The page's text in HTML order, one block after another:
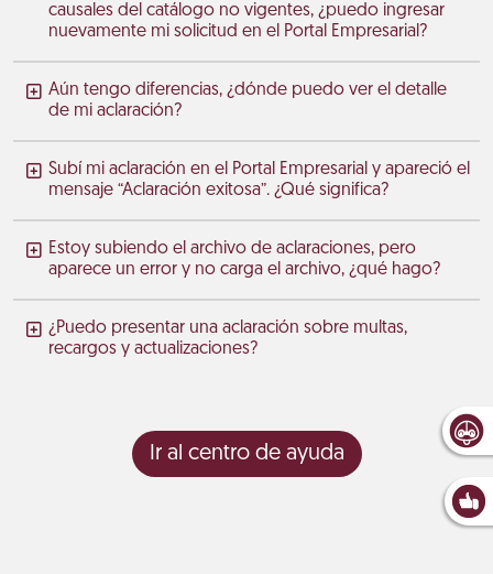
causales del catálogo no vigentes, ¿puedo ingresar
nuevamente mi solicitud en el Portal Empresarial?
Aún tengo diferencias, ¿dónde puedo ver el detalle
de mi aclaración?
Subí mi aclaración en el Portal Empresarial y apareció el
mensaje “Aclaración exitosa”. ¿Qué significa?
Estoy subiendo el archivo de aclaraciones, pero
aparece un error y no carga el archivo, ¿qué hago?
¿Puedo presentar una aclaración sobre multas,
recargos y actualizaciones?
Ir al centro de ayuda